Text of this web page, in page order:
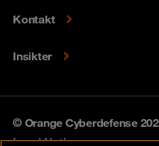
Kontakt
Insikter
© Orange Cyberdefense
Legal Notice